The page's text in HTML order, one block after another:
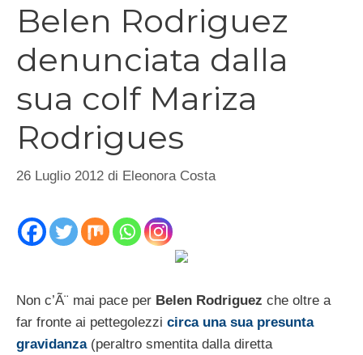
Belen Rodriguez
denunciata dalla
sua colf Mariza
Rodrigues
26 Luglio 2012 di Eleonora Costa
Non c’Ã¨ mai pace per Belen Rodriguez che oltre a
far fronte ai pettegolezzi circa una sua presunta
gravidanza(peraltro smentita dalla diretta